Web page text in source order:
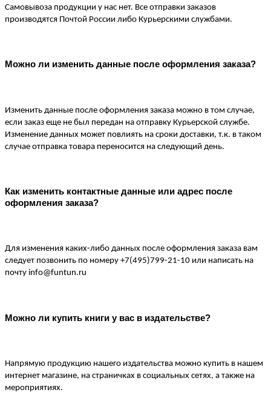
Самовывоза продукции у нас нет. Все отправки заказов
производятся Почтой России либо Курьерскими службами.
Можно ли изменить данные после оформления заказа?
Изменить данные после оформления заказа можно в том случае,
если заказ еще не был передан на отправку Курьерской службе.
Изменение данных может повлиять на сроки доставки, т.к. в таком
случае отправка товара переносится на следующий день.
Как изменить контактные данные или адрес после
оформления заказа?
Для изменения каких-либо данных после оформления заказа вам
следует позвонить по номеру +7(495)799-21-10 или написать на
почту info@funtun.ru
Можно ли купить книги у вас в издательстве?
Напрямую продукцию нашего издательства можно купить в нашем
интернет магазине, на страничках в социальных сетях, а также на
мероприятиях.